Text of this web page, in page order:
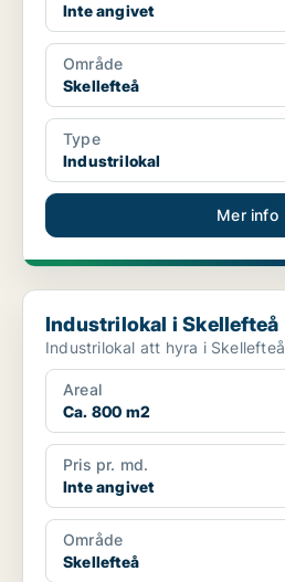
Inte angivet
Område
Skellefteå
Type
Industrilokal
Mer info
Industrilokal i Skellefteå
Industrilokal i Skellefteå
Industrilokal att hyra i Skellefteå
Areal
Ca. 800 m2
Pris pr. md.
Inte angivet
Område
Skellefteå